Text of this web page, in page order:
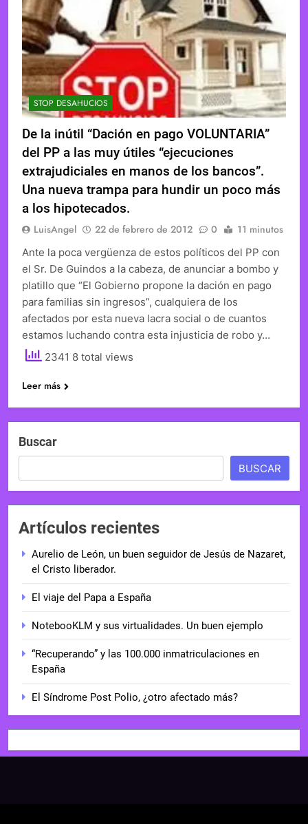
STOP DESAHUCIOS
De la inútil “Dación en pago VOLUNTARIA”
del PP a las muy útiles “ejecuciones
extrajudiciales en manos de los bancos”.
Una nueva trampa para hundir un poco más
a los hipotecados.
LuisAngel 22 de febrero de 2012 0 11 minutos
Ante la poca vergüenza de estos políticos del PP con
el Sr. De Guindos a la cabeza, de anunciar a bombo y
platillo que “El Gobierno propone la dación en pago
para familias sin ingresos”, cualquiera de los
afectados por esta nueva lacra social o de cuantos
estamos luchando contra esta injusticia de robo y…
2341 8 total views
Leer más
Buscar
BUSCAR
Artículos recientes
Aurelio de León, un buen seguidor de Jesús de Nazaret,
el Cristo liberador.
El viaje del Papa a España
NotebooKLM y sus virtualidades. Un buen ejemplo
“Recuperando” y las 100.000 inmatriculaciones en
España
El Síndrome Post Polio, ¿otro afectado más?